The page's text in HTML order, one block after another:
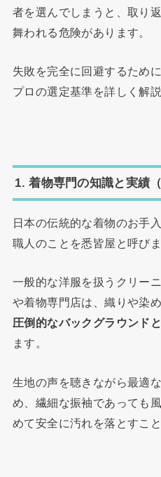
者を選んでしまうと、取り
舞われる危険があります。
失敗を完全に回避するため
プロの選定基準を詳しく解説
1. 着物専門の知識と実績
日本の伝統的な着物のお手
職人のことを悉皆屋と呼びま
一般的な洋服を扱うクリー
や着物専門店は、織りや染
圧倒的なバックグラウンド
ます。
生地の声を聴きながら最適
め、繊細な振袖であっても
めて安全に汚れを落とすこ